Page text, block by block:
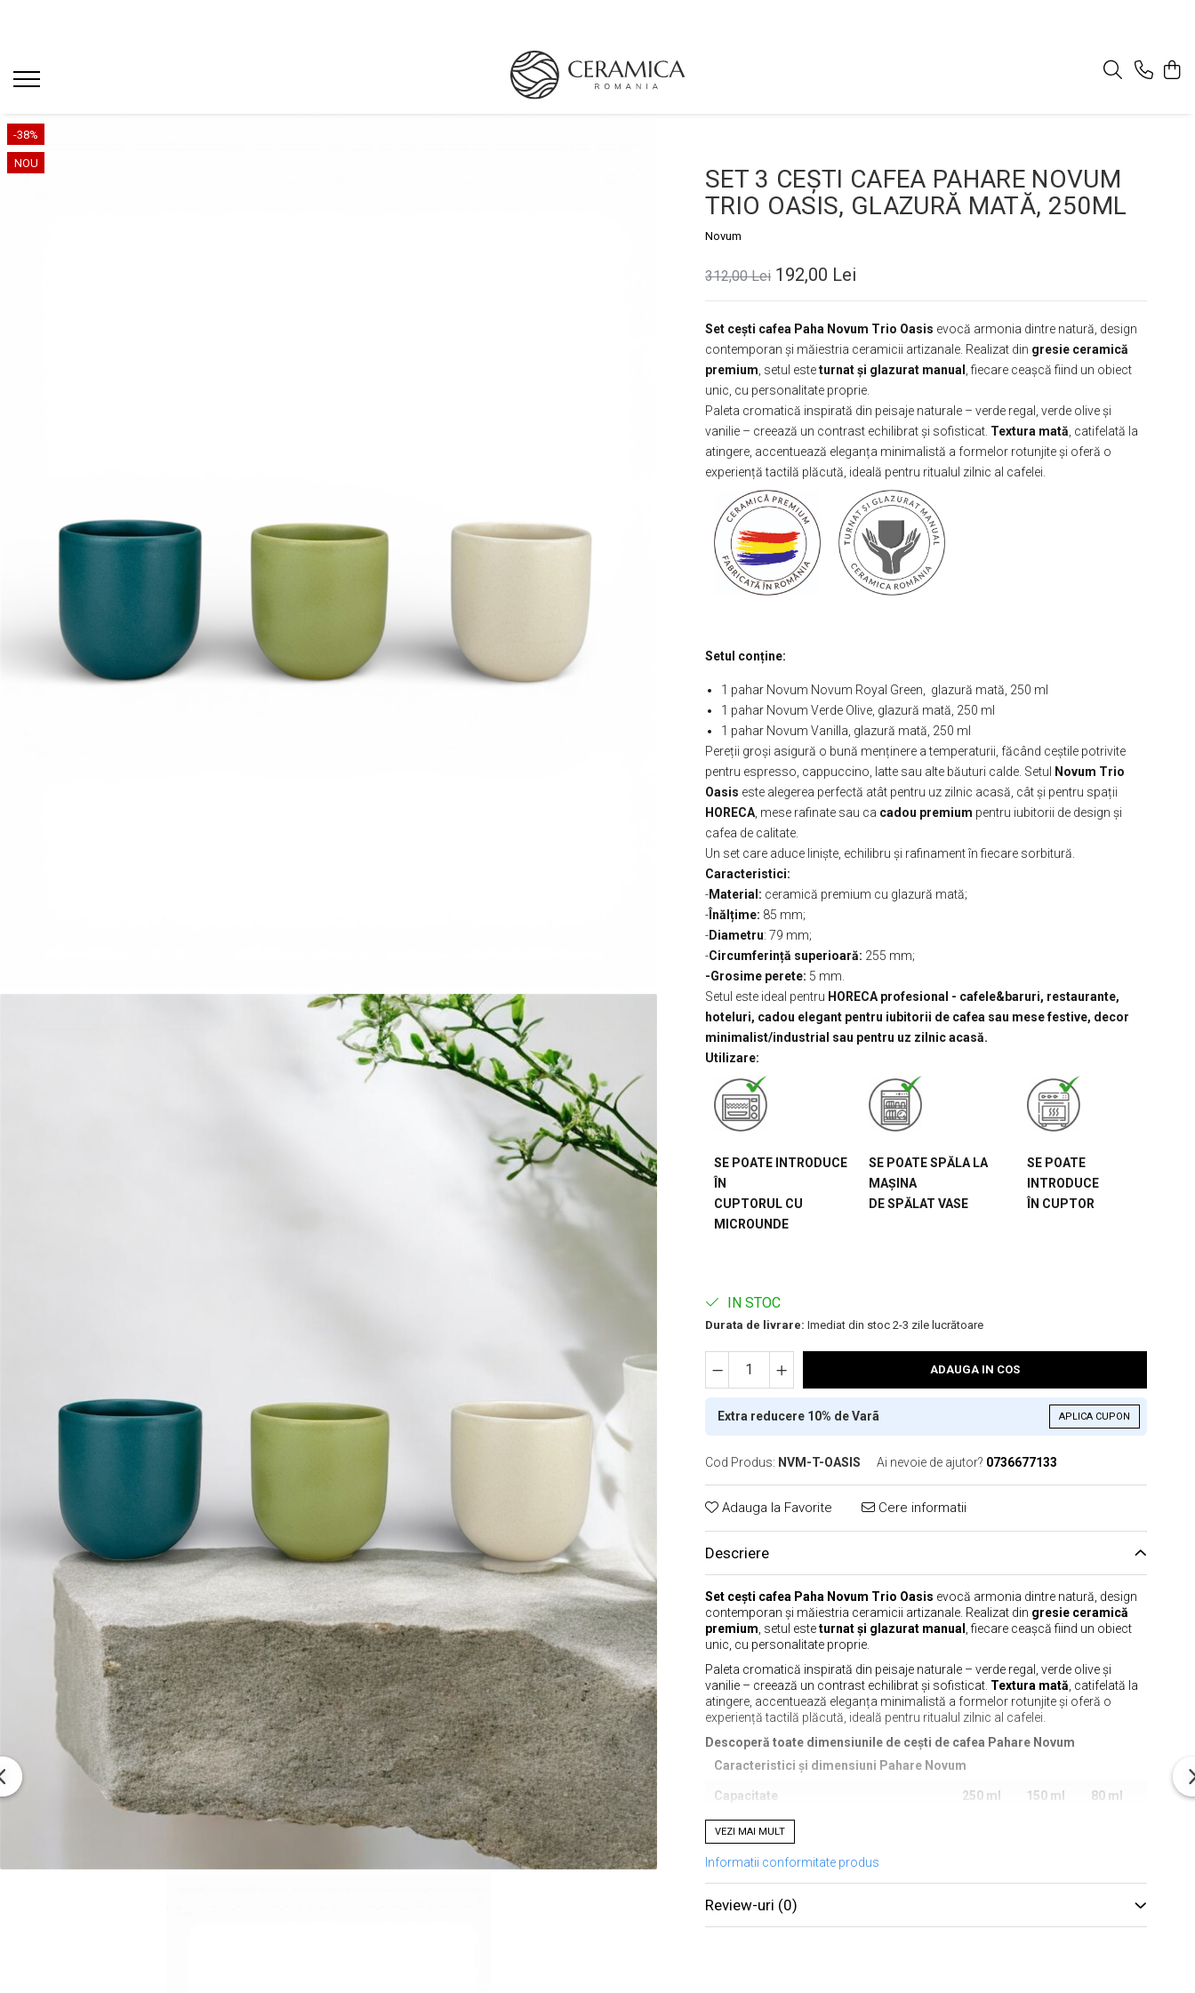
-38%
NOU
SET 3 CEȘTI CAFEA PAHARE NOVUM
TRIO OASIS, GLAZURĂ MATĂ, 250ML
Novum
312,00 Lei 192,00 Lei
Set cești cafea Paha Novum Trio Oasis evocă armonia dintre natură, design
contemporan și măiestria ceramicii artizanale. Realizat din gresie ceramică
premium , setul esteturnat și glazurat manual
, fiecare ceașcă fiind un obiect
unic, cu personalitate proprie.
Paleta cromatică inspirată din peisaje naturale – verde regal, verde olive și
vanilie – creează un contrast echilibrat și sofisticat. Textura mată , catifelată la
atingere, accentuează eleganța minimalistă a formelor rotunjite și oferă o
experiență tactilă plăcută, ideală pentru ritualul zilnic al cafelei.
Setul conține:
1 pahar Novum Novum Royal Green, glazură mată, 250 ml
1 pahar Novum Verde Olive, glazură mată, 250 ml
1 pahar Novum Vanilla, glazură mată, 250 ml
Pereții groși asigură o bună menținere a temperaturii, făcând ceștile potrivite
pentru espresso, cappuccino, latte sau alte băuturi calde. Setul
Novum Trio
Oasis este alegerea perfectă atât pentru uz zilnic acasă, cât și pentru spații
HORECA, mese rafinate sau ca cadou premium pentru iubitorii de design și
cafea de calitate.
Un set care aduce liniște, echilibru și rafinament în fiecare sorbitură.
Caracteristici:
-Material: ceramică premium cu glazură mată;
-Înălțime: 85 mm;
-Diametru: 79 mm;
-Circumferință superioară: 255 mm;
-Grosime perete: 5 mm.
Setul este ideal pentru HORECA profesional - cafele&baruri, restaurante,
hoteluri, cadou elegant pentru iubitorii de cafea sau mese festive, decor
minimalist/industrial sau pentru uz zilnic acasă.
Utilizare:
SE POATE INTRODUCE
ÎN
CUPTORUL CU
MICROUNDE
SE POATE SPĂLA LA
MAȘINA
DE SPĂLAT VASE
SE POATE
INTRODUCE
ÎN CUPTOR
IN STOC
Durata de livrare: Imediat din stoc 2-3 zile lucrătoare
ADAUGA IN COS
Extra reducere 10% de Varã APLICA CUPON
Cod Produs: NVM-T-OASIS Ai nevoie de ajutor? 0736677133
Adauga la Favorite Cere informatii
Descriere
Set cești cafea Paha Novum Trio Oasis evocă armonia dintre natură, design
contemporan și măiestria ceramicii artizanale. Realizat din gresie ceramică
premium , setul esteturnat și glazurat manual
, fiecare ceașcă fiind un obiect
unic, cu personalitate proprie.
Paleta cromatică inspirată din peisaje naturale – verde regal, verde olive și
vanilie – creează un contrast echilibrat și sofisticat. Textura mată , catifelată la
atingere, accentuează eleganța minimalistă a formelor rotunjite și oferă o
experiență tactilă plăcută, ideală pentru ritualul zilnic al cafelei.
Descoperă toate dimensiunile de cești de cafea Pahare Novum
Caracteristici și dimensiuni Pahare Novum
Capacitate 250 ml 150 ml 80 ml
Inălțime
Diametru +/- 1 mm in funcție de
Circumferință superioară 190 mm
VEZI MAI MULT
Informatii conformitate produs
Review-uri (0)